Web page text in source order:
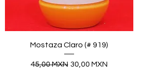
Mostaza Claro (# 919)
Precio
45,00 MXN Precio de oferta
30,00 MXN